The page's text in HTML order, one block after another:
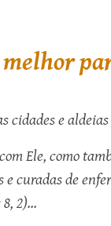
melhor
cidades e
Ele, como
e curadas de
2)…